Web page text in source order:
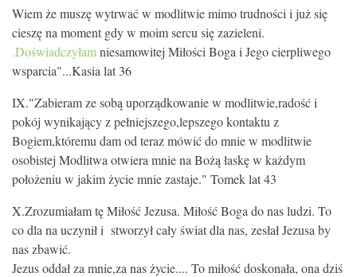
Wiem że muszę wytrwać w modlitwie mimo trudności i już się
cieszę na moment gdy w moim sercu się zazieleni.
.Doświadczyłamniesamowitej Miłości Boga i Jego cierpliwego
wsparcia"...Kasia lat 36
IX."Zabieram ze sobą uporządkowanie w modlitwie,radość i
pokój wynikający z pełniejszego,lepszego kontaktu z
Bogiem,któremu dam od teraz mówić do mnie w modlitwie
osobistej Modlitwa otwiera mnie na Bożą łaskę w każdym
położeniu w jakim życie mnie zastaje." Tomek lat 43
X.Zrozumiałam tę Miłość Jezusa. Miłość Boga do nas ludzi. To
co dla na uczynił i stworzył cały świat dla nas, zesłał Jezusa by
nas zbawić.
Jezus oddał za mnie,za nas życie.... To miłość doskonała, ona dziś